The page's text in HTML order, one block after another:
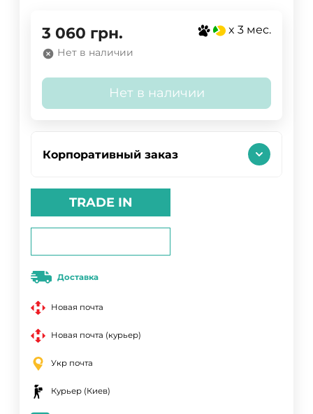
3 060 грн. x 3 мес.
Нет в наличии
Нет в наличии
Корпоративный заказ
TRADE IN
Доставка
Новая почта
Новая почта (курьер)
Укр почта
Курьер (Киев)